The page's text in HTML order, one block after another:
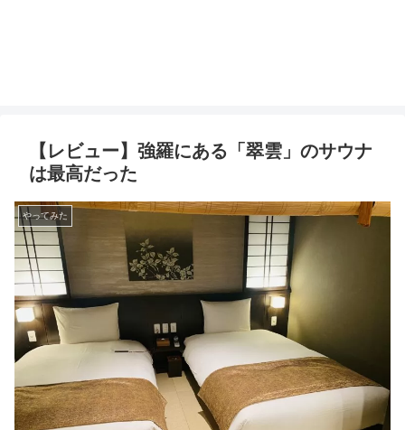
【レビュー】強羅にある「翠雲」のサウナ
は最高だった
やってみた